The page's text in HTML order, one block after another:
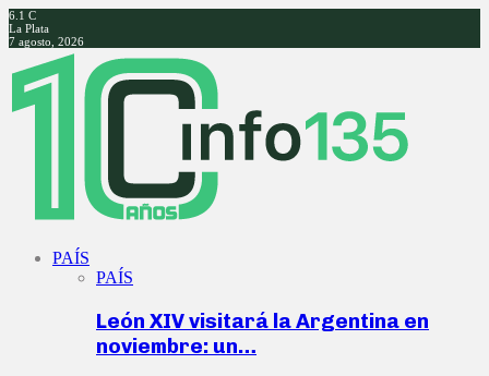
6.1 C
La Plata
7 agosto, 2026
Facebook
Twitter
Instagram
Youtube
PAÍS
PAÍS
León XIV visitará la Argentina en
noviembre: un…